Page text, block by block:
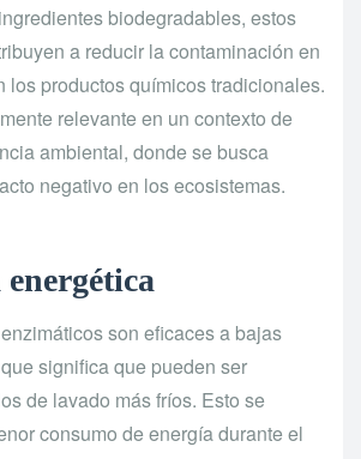
biodegradables, estos
a reducir la contaminación en
los productos químicos tradicionales.
relevante en un contexto de
ambiental, donde se busca
negativo en los ecosistemas.
son eficaces a bajas
significa que pueden ser
de lavado más fríos. Esto se
consumo de energía durante el